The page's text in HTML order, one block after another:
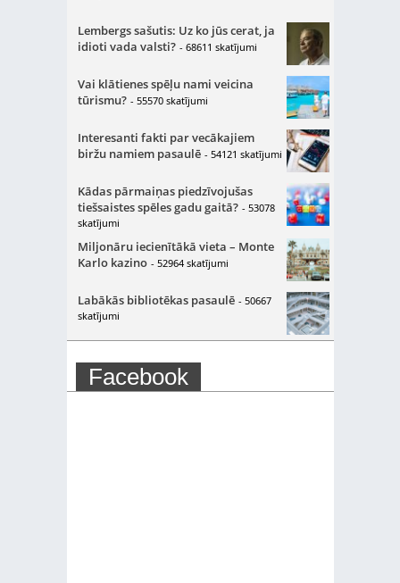
Lembergs sašutis: Uz ko jūs cerat, ja
idioti vada valsti? - 68611 skatījumi
Vai klātienes spēļu nami veicina
tūrismu? - 55570 skatījumi
Interesanti fakti par vecākajiem
biržu namiem pasaulē - 54121 skatījumi
Kādas pārmaiņas piedzīvojušas
tiešsaistes spēles gadu gaitā? - 53078
skatījumi
Miljonāru iecienītākā vieta – Monte
Karlo kazino - 52964 skatījumi
Labākās bibliotēkas pasaulē - 50667
skatījumi
Facebook